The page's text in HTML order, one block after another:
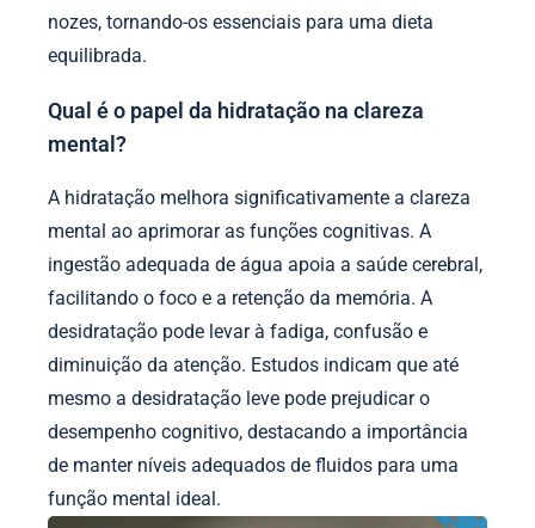
nozes, tornando-os essenciais para uma dieta
equilibrada.
Qual é o papel da hidratação na clareza
mental?
A hidratação melhora significativamente a clareza
mental ao aprimorar as funções cognitivas. A
ingestão adequada de água apoia a saúde cerebral,
facilitando o foco e a retenção da memória. A
desidratação pode levar à fadiga, confusão e
diminuição da atenção. Estudos indicam que até
mesmo a desidratação leve pode prejudicar o
desempenho cognitivo, destacando a importância
de manter níveis adequados de fluidos para uma
função mental ideal.